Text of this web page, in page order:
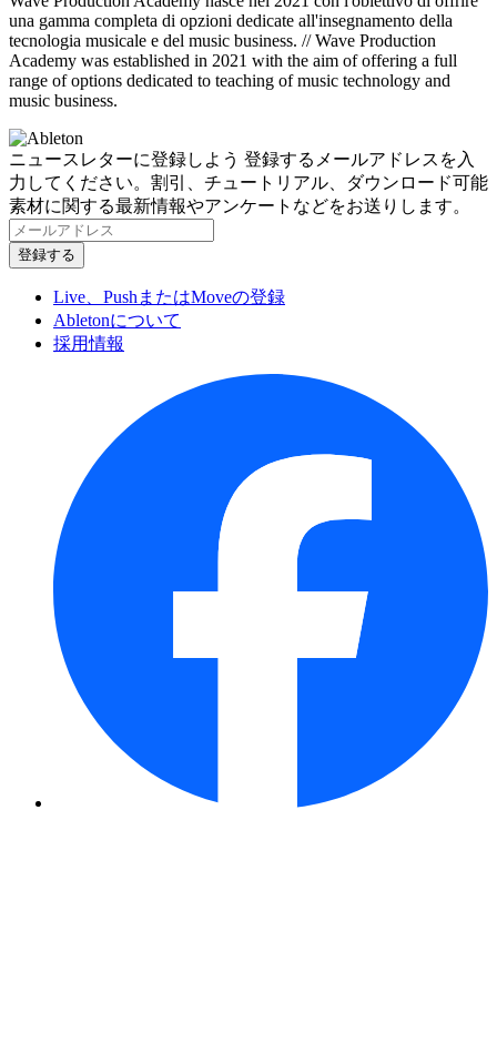
una gamma completa di opzioni dedicate all'insegnamento della
tecnologia musicale e del music business. // Wave Production
Academy was established in 2021 with the aim of offering a full
range of options dedicated to teaching of music technology and
music business.
ニュースレターに登録しよう 登録するメールアドレスを入
力してください。割引、チュートリアル、ダウンロード可能
素材に関する最新情報やアンケートなどをお送りします。
Live、PushまたはMoveの登録
Abletonについて
採用情報